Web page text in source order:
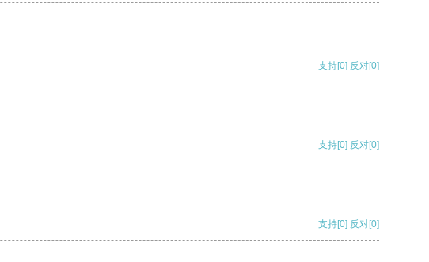
支持[0] 反对[0]
支持[0] 反对[0]
支持[0] 反对[0]